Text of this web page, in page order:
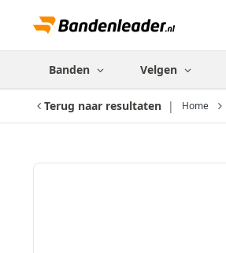
Banden Velgen
Terug naar resultaten Home